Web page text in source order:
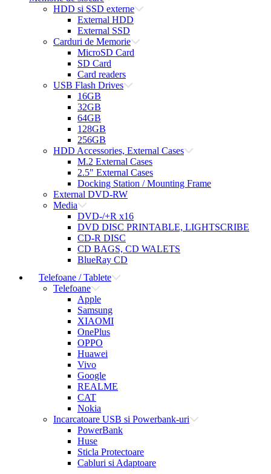
HDD si SSD externe
External HDD
External SSD
Carduri de Memorie
MicroSD Card
SD Card
Card readers
USB Flash Drives
16GB
32GB
64GB
128GB
256GB
HDD Accessories, External Cases
M.2 External Cases
2.5" External Cases
Docking Station / Mounting Frame
External DVD-RW
Media
DVD-/+R x16
DVD DISC PRINTABLE, LIGHTSCRIBE
CD-R DISC
CD BAGS, CD WALETS
BlueRay CD
Telefoane / Tablete
Telefoane
Apple
Samsung
XIAOMI
OnePlus
OPPO
Huawei
Vivo
Google
REALME
CAT
Nokia
Incarcatoare USB si Powerbank-uri
PowerBank
Huse
Sticla Protectoare
Cabluri si Adaptoare